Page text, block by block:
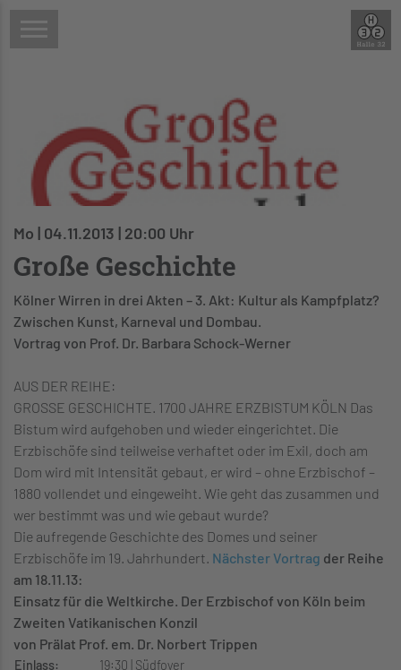
Mo | 04.11.2013 | 20:00 Uhr
Große Geschichte
Kölner Wirren in drei Akten – 3. Akt: Kultur als Kampfplatz?
Zwischen Kunst, Karneval und Dombau.
Vortrag von Prof. Dr. Barbara Schock-Werner
AUS DER REIHE:
GROSSE GESCHICHTE. 1700 JAHRE ERZBISTUM KÖLN Das
Bistum wird aufgehoben und wieder eingerichtet. Die
Erzbischöfe sind teilweise verhaftet oder im Exil, doch am
Dom wird mit Intensität gebaut, er wird – ohne Erzbischof –
1880 vollendet und eingeweiht. Wie geht das zusammen und
wer bestimmt was und wie gebaut wurde?
Die aufregende Geschichte des Domes und seiner
Erzbischöfe im 19. Jahrhundert. Nächster Vortrag der Reihe
am 18.11.13:
Einsatz für die Weltkirche. Der Erzbischof von Köln beim
Zweiten Vatikanischen Konzil
von Prälat Prof. em. Dr. Norbert Trippen
Einlass:
19:30 | Südfoyer